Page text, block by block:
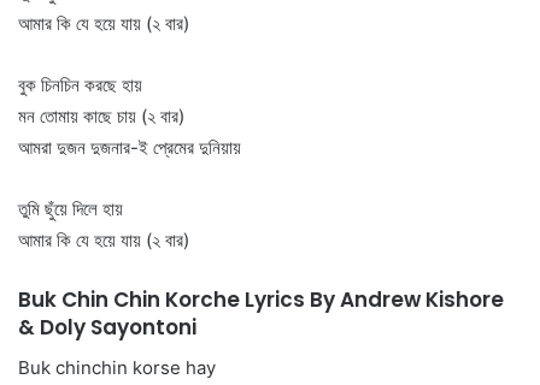
আমার কি যে হয়ে যায় (২ বার)
বুক চিনচিন করছে হায়
মন তোমায় কাছে চায় (২ বার)
আমরা দুজন দুজনার-ই প্রেমের দুনিয়ায়
তুমি ছুঁয়ে দিলে হায়
আমার কি যে হয়ে যায় (২ বার)
Buk Chin Chin Korche Lyrics By Andrew Kishore
& Doly Sayontoni
Buk chinchin korse hay